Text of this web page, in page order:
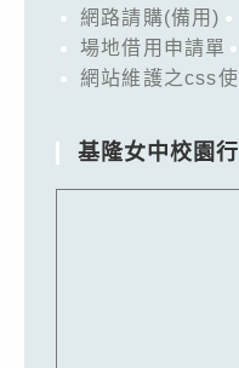
網路請購(備用)
場地借用申請單
網站維護之css
基隆女中校園